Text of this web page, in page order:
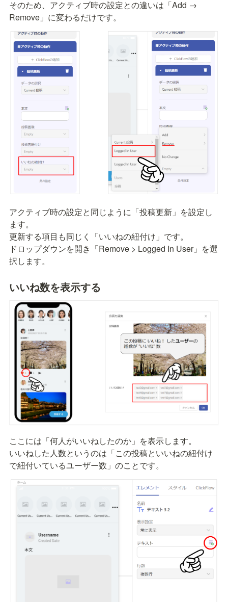
そのため、アクティブ時の設定との違いは「Add →
Remove」に変わるだけです。
アクティブ時の設定と同じように「投稿更新」を設定し
ます。
更新する項目も同じく「いいねの紐付け」です。
ドロップダウンを開き「Remove > Logged In User」を選
択します。
いいね数を表示する
ここには「何人がいいねしたのか」を表示します。
いいねした人数というのは「この投稿といいねの紐付け